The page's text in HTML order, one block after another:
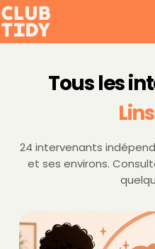
Tous les
24 intervenants
et ses environs.